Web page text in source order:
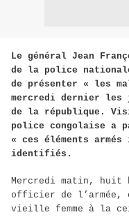
Le général Jean
de la police
de présenter « les
mercredi dernier les
de la république.
police congolaise a
« ces éléments
identifiés.
Mercredi matin, huit
officier de l’armée,
vieille femme à la